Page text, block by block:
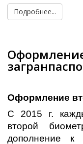
Подробнее...
Оформление
С 2015 г.
второй
дополнение к